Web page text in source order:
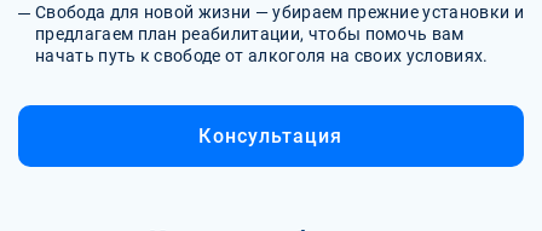
Свобода для новой жизни — убираем прежние установки и
предлагаем план реабилитации, чтобы помочь вам
начать путь к свободе от алкоголя на своих условиях.
Консультация